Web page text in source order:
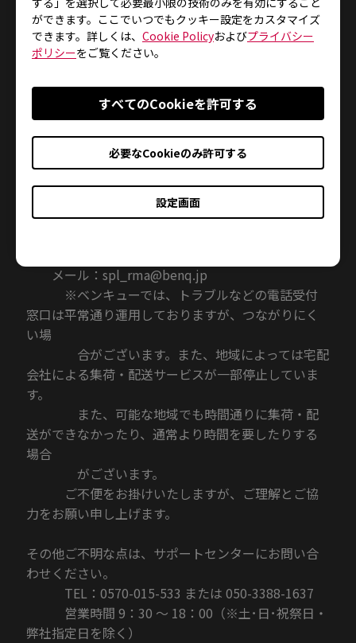
ができます。ここでいつでもクッキー設定をカスタマイズ
できます。詳しくは、 Cookie Policyおよびプライバシー
ポリシーをご覧ください。
設定画面
必要なCookieのみ許可する
すべてのCookieを許可する
し上げます。
※法人のお客様には、弊社営業または弊社指
定の代理店より別途対応させていただきます。
保有期間が終了した製品については、修理不能と判
断
させていただき、特別価格にて新品または
交換製品をご案内させていただきます。
※受付期間：2019 年12 月31 日まで
4．特別修理サービス窓口：
メール：spl_rma@benq.jp
※ベンキューでは、トラブルなどの電話受付
窓口は平常通り運用しておりますが、つながりにく
い場
合がございます。また、地域によっては宅配
会社による集荷・配送サービスが一部停止していま
す。
また、可能な地域でも時間通りに集荷・配
送ができなかったり、通常より時間を要したりする
場合
がございます。
ご不便をお掛けいたしますが、ご理解とご協
力をお願い申し上げます。
その他ご不明な点は、サポートセンターにお問い合
わせください。
TEL：0570-015-533 または 050-3388-1637
営業時間 9：30 ～ 18：00（※土･日･祝祭日・
弊社指定日を除く）